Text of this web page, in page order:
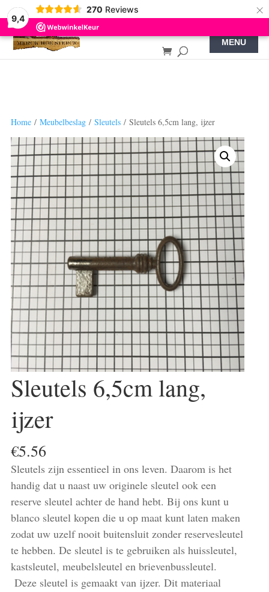
9,4
270 Reviews ×
Home/ Meubelbeslag/ Sleutels/ Sleutels 6,5cm lang, ijzer
Sleutels 6,5cm lang,
ijzer
€5.56
Sleutels zijn essentieel in ons leven. Daarom is het
handig dat u naast uw originele sleutel ook een
reserve sleutel achter de hand hebt. Bij ons kunt u
blanco sleutel kopen die u op maat kunt laten maken
zodat uw uzelf nooit buitensluit zonder reservesleutel
te hebben. De sleutel is te gebruiken als huissleutel,
kastsleutel, meubelsleutel en brievenbussleutel.
Deze sleutel is gemaakt van ijzer. Dit materiaal